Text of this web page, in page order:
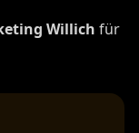
Willich für